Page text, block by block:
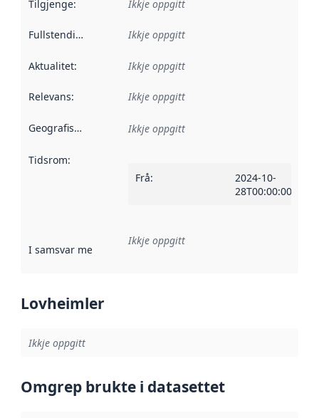
Tilgjenge: Ikkje oppgitt
Fullstendigheit Ikkje oppgitt
Aktualitet: Ikkje oppgitt
Relevans: Ikkje oppgitt
Geografisk område Ikkje oppgitt
Tidsrom:
Frå:
2024-10-
28T00:00:00Z
I samsvar med Referanse til ei implementeringsregel eller
Ikkje oppgitt
Lovheimler
Ikkje oppgitt
Omgrep brukte i datasettet